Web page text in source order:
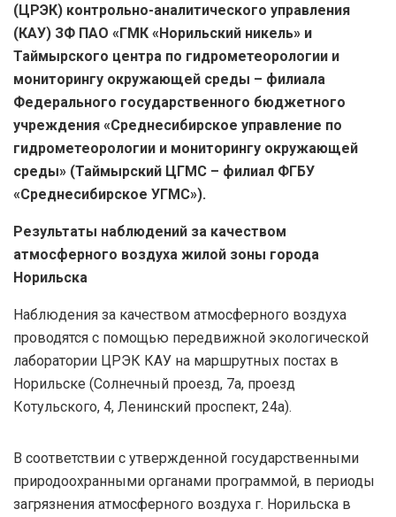
(ЦРЭК) контрольно-аналитического управления
(КАУ) ЗФ ПАО «ГМК «Норильский никель» и
Таймырского центра по гидрометеорологии и
мониторингу окружающей среды – филиала
Федерального государственного бюджетного
учреждения «Среднесибирское управление по
гидрометеорологии и мониторингу окружающей
среды» (Таймырский ЦГМС – филиал ФГБУ
«Среднесибирское УГМС»).
Результаты наблюдений за качеством
атмосферного воздуха жилой зоны города
Норильска
Наблюдения за качеством атмосферного воздуха
проводятся с помощью передвижной экологической
лаборатории ЦРЭК КАУ на маршрутных постах в
Норильске (Солнечный проезд, 7а, проезд
Котульского, 4, Ленинский проспект, 24а).
В соответствии с утвержденной государственными
природоохранными органами программой, в периоды
загрязнения атмосферного воздуха г. Норильска в